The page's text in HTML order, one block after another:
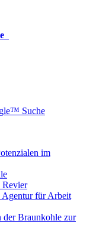
Suche
im
Revier
für Arbeit
Braunkohle zur